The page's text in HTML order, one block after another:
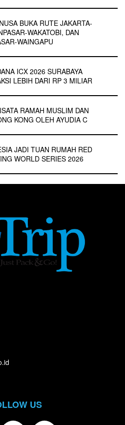
BUKA RUTE JAKARTA-
WAKATOBI, DAN
WAINGAPU
ICX 2026 SURABAYA
LEBIH DARI RP 3 MILIAR
RAMAH MUSLIM DAN
KONG OLEH AYUDIA C
JADI TUAN RUMAH RED
WORLD SERIES 2026
US